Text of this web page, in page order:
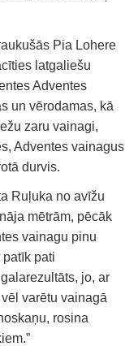
Pia Lohere
latgaliešu
Adventes
un vērodamas, kā
zaru vainagi,
Adventes vainagus
durvis.
Ruļuka no avīžu
mētrām, pēcāk
vainagu pinu
patīk pati
jo, ar
varētu vainagā
rosina